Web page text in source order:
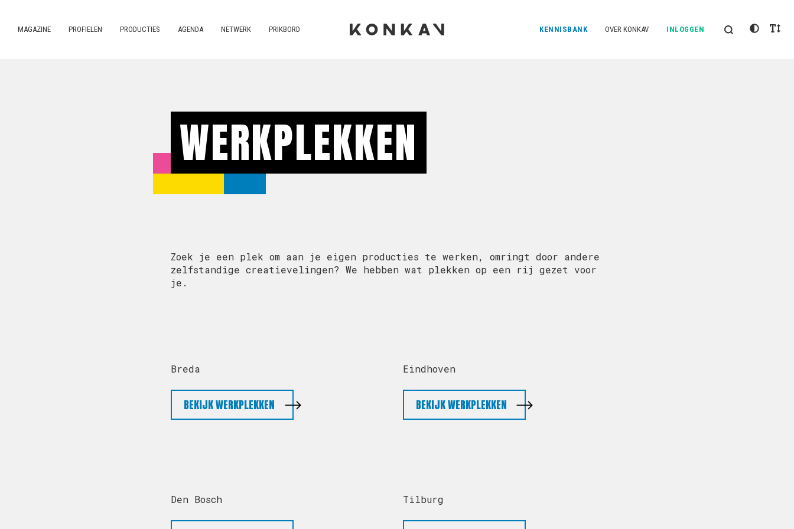
MAGAZINE PROFIELEN PRODUCTIES AGENDA NETWERK PRIKBORD KENNISBANK OVER KONKAV INLOGGEN
WERKPLEKKEN
Zoek je een plek om aan je eigen producties te werken, omringt door andere
zelfstandige creatievelingen? We hebben wat plekken op een rij gezet voor
je.
Breda
BEKIJK WERKPLEKKEN
Eindhoven
BEKIJK WERKPLEKKEN
Den Bosch Tilburg